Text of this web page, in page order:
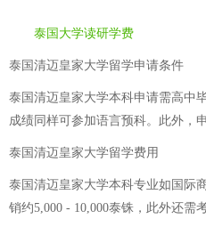
泰国大学读研学费
泰国清迈皇家大学留学申请条件
泰国清迈皇家大学本科申请需高中
成绩同样可参加语言预科。此外，
泰国清迈皇家大学留学费用
泰国清迈皇家大学本科专业如国际
销约5,000 - 10,000泰铢，此外还需